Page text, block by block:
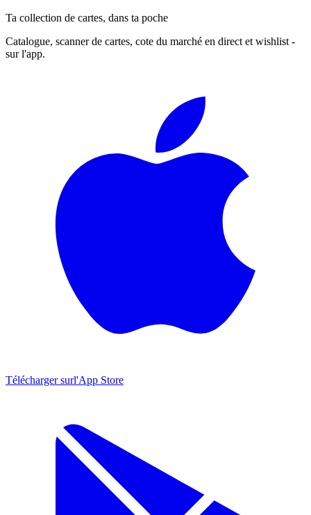
Ta collection de cartes, dans ta poche
Catalogue, scanner de cartes, cote du marché en direct et wishlist -
sur l'app.
Télécharger surl'App Store